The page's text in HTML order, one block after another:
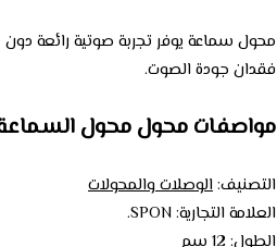
محول سماعة يوفر تجربة صوتية رائعة دون
فقدان جودة الصوت.
مواصفات محول محول
التصنيف:الوصلات والمحولات
العلامة التجارية: SPON.